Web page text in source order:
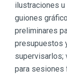
ilustraciones
guiones
preliminares
presupuestos
supervisarlos;
para sesiones